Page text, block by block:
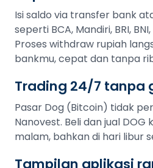
Isi saldo via transfer bank
seperti BCA, Mandiri, BRI,
Proses withdraw rupiah
bankmu, cepat dan tanpa
Trading 24/7 tanpa
Pasar Dog (Bitcoin) tidak
Nanovest. Beli dan jual DOG
malam, bahkan di hari libur
Tampilan aplikasi